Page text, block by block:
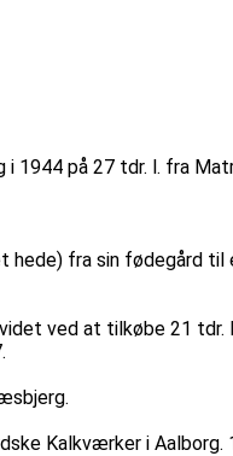
på 27 tdr. l. fra
hede) fra sin fødegård til
ved at tilkøbe 21 tdr.
Kalkværker i